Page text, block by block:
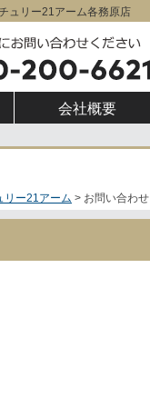
ュリー21アーム各務原店
会社概要
リー21アーム お問い合わせ